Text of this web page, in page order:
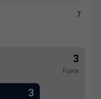
UD 7 7
3
Fuera
3